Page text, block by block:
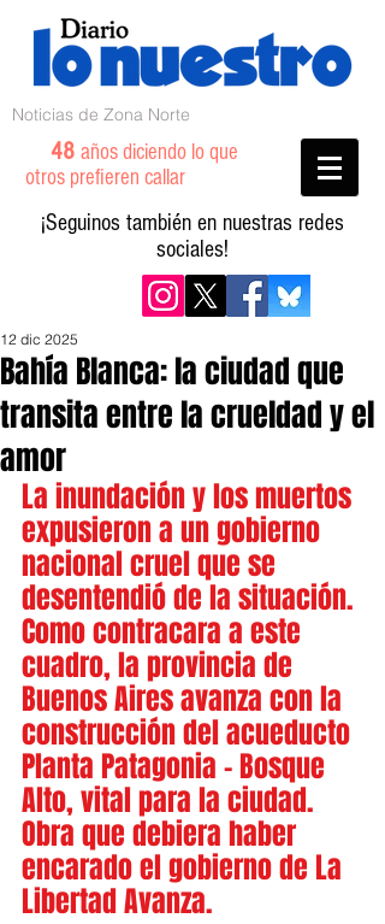
Noticias de Zona Norte
48 años diciendo lo que
otros prefieren callar
¡Seguinos también en nuestras redes
sociales!
Bahía Blanca: la ciudad que
transita entre la crueldad y el
amor
12 dic 2025
La inundación y los muertos
expusieron a un gobierno
nacional cruel que se
desentendió de la situación.
Como contracara a este
cuadro, la provincia de
Buenos Aires avanza con la
construcción del acueducto
Planta Patagonia - Bosque
Alto, vital para la ciudad.
Obra que debiera haber
encarado el gobierno de La
Libertad Avanza.